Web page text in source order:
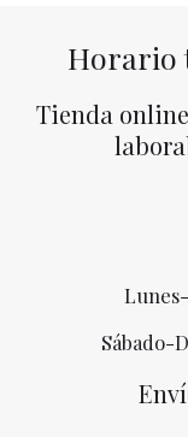
Horario
Tienda
Sábado-